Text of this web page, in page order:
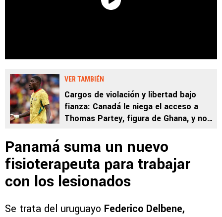
VER TAMBIÉN
Cargos de violación y libertad bajo
fianza: Canadá le niega el acceso a
Thomas Partey, figura de Ghana, y no
Panamá suma un nuevo
fisioterapeuta para trabajar
con los lesionados
Se trata del uruguayo Federico Delbene,